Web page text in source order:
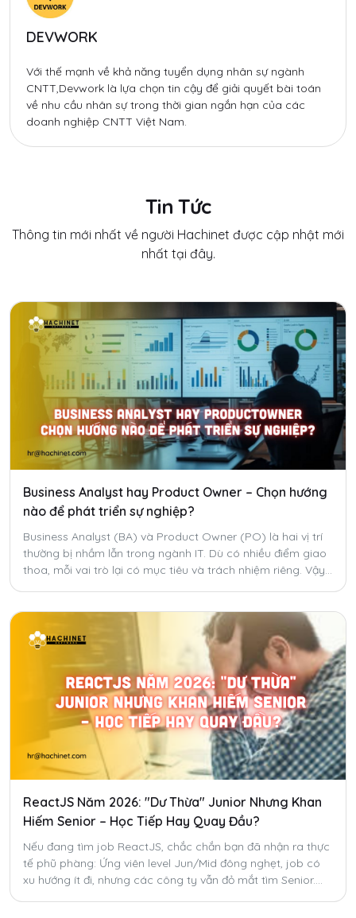
DEVWORK
Với thế mạnh về khả năng tuyển dụng nhân sự ngành
CNTT,Devwork là lựa chọn tin cậy để giải quyết bài toán
về nhu cầu nhân sự trong thời gian ngắn hạn của các
doanh nghiệp CNTT Việt Nam.
Tin Tức
Thông tin mới nhất về người Hachinet được cập nhật mới
nhất tại đây.
Business Analyst hay Product Owner – Chọn hướng
nào để phát triển sự nghiệp?
Business Analyst (BA) và Product Owner (PO) là hai vị trí
thường bị nhầm lẫn trong ngành IT. Dù có nhiều điểm giao
thoa, mỗi vai trò lại có mục tiêu và trách nhiệm riêng. Vậy
ReactJS Năm 2026: "Dư Thừa" Junior Nhưng Khan
Hiếm Senior – Học Tiếp Hay Quay Đầu?
Nếu đang tìm job ReactJS, chắc chắn bạn đã nhận ra thực
tế phũ phàng: Ứng viên level Jun/Mid đông nghẹt, job có
xu hướng ít đi, nhưng các công ty vẫn đỏ mắt tìm Senior.